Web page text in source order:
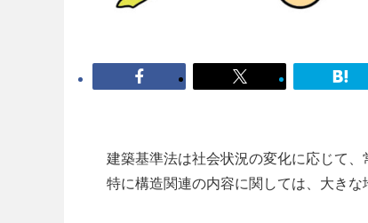
建築基準法は社会状況の変化に応じて、
特に構造関連の内容に関しては、大きな